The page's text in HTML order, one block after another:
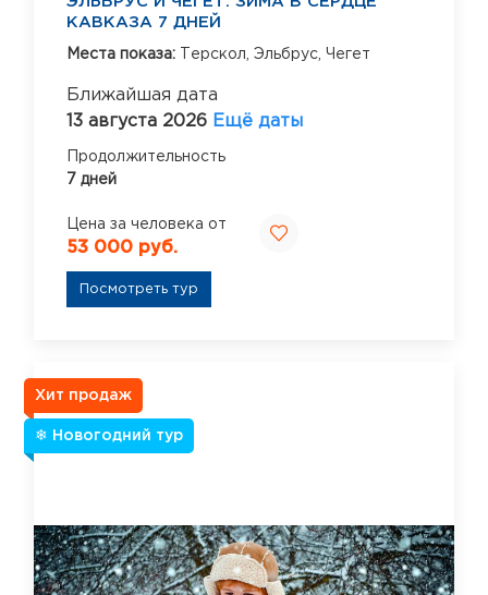
КАВКАЗА 7 ДНЕЙ
Места показа: Терскол, Эльбрус, Чегет
Ближайшая дата
13 августа 2026 Ещё даты
Продолжительность
7 дней
Цена за человека от
53 000 руб.
Посмотреть тур
Хит продаж
❄ Новогодний тур